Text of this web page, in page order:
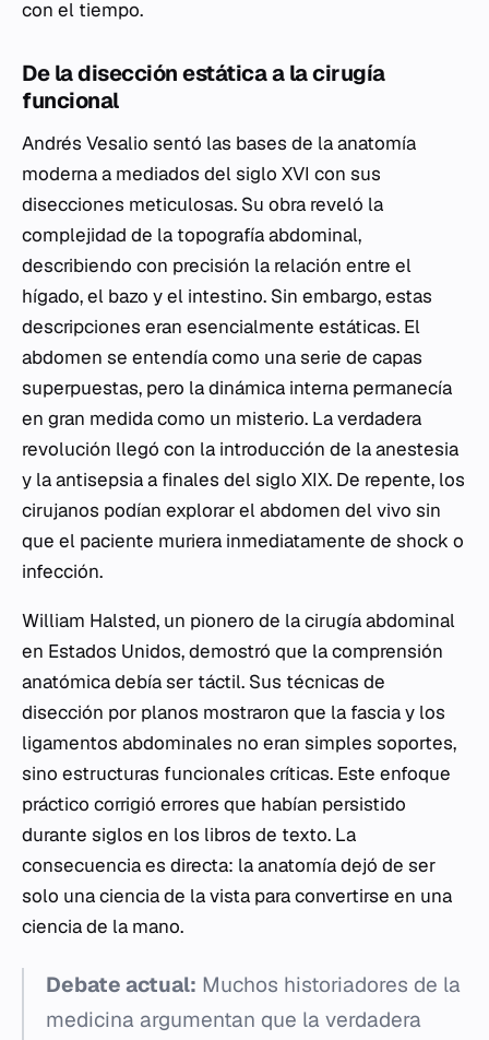
con el tiempo.
De la disección estática a la cirugía
funcional
Andrés Vesalio sentó las bases de la anatomía
moderna a mediados del siglo XVI con sus
disecciones meticulosas. Su obra reveló la
complejidad de la topografía abdominal,
describiendo con precisión la relación entre el
hígado, el bazo y el intestino. Sin embargo, estas
descripciones eran esencialmente estáticas. El
abdomen se entendía como una serie de capas
superpuestas, pero la dinámica interna permanecía
en gran medida como un misterio. La verdadera
revolución llegó con la introducción de la anestesia
y la antisepsia a finales del siglo XIX. De repente, los
cirujanos podían explorar el abdomen del vivo sin
que el paciente muriera inmediatamente de shock o
infección.
William Halsted, un pionero de la cirugía abdominal
en Estados Unidos, demostró que la comprensión
anatómica debía ser táctil. Sus técnicas de
disección por planos mostraron que la fascia y los
ligamentos abdominales no eran simples soportes,
sino estructuras funcionales críticas. Este enfoque
práctico corrigió errores que habían persistido
durante siglos en los libros de texto. La
consecuencia es directa: la anatomía dejó de ser
solo una ciencia de la vista para convertirse en una
ciencia de la mano.
Debate actual: Muchos historiadores de la
medicina argumentan que la verdadera